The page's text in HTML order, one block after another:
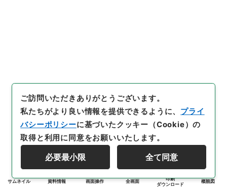
サムネイル 資料情報 画面操作 全画面
印刷
ダウンロード
概観図
ご訪問いただきありがとうございます。
私たちがより良い情報を提供できるように、 プライ
バシーポリシーに基づいたクッキー（Cookie）の
取得と利用に同意をお願いいたします。
必要最小限 全て同意